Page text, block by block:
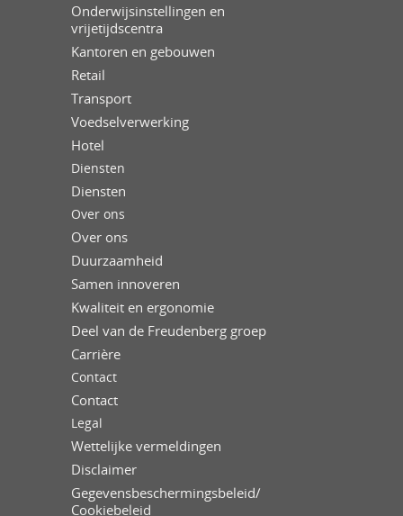
Onderwijsinstellingen en
vrijetijdscentra
Kantoren en gebouwen
Retail
Transport
Voedselverwerking
Hotel
Diensten
Diensten
Over ons
Over ons
Duurzaamheid
Samen innoveren
Kwaliteit en ergonomie
Deel van de Freudenberg groep
Carrière
Contact
Contact
Legal
Wettelijke vermeldingen
Disclaimer
Gegevensbeschermingsbeleid/
Cookiebeleid